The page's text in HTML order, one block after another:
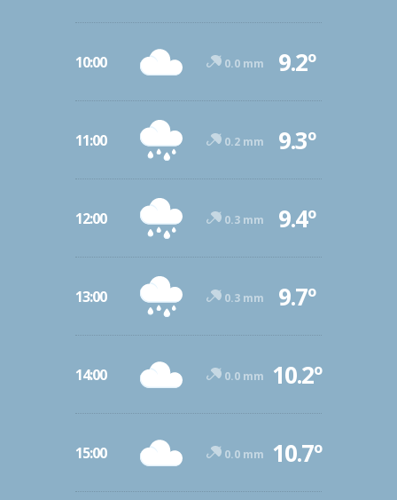
10:00 0.0 mm 9.2º
11:00 0.2 mm 9.3º
12:00 0.3 mm 9.4º
13:00 0.3 mm 9.7º
14:00 0.0 mm 10.2º
15:00 0.0 mm 10.7º